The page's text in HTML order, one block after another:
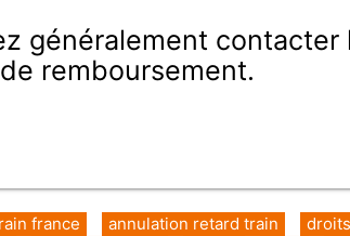
généralement
remboursement.
annulation retard train
france